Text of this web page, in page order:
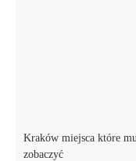
Kraków miejsca które
zobaczyć